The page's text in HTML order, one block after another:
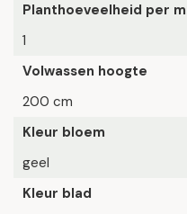
Planthoeveelheid per
1
Volwassen hoogte
200 cm
Kleur bloem
geel
Kleur blad